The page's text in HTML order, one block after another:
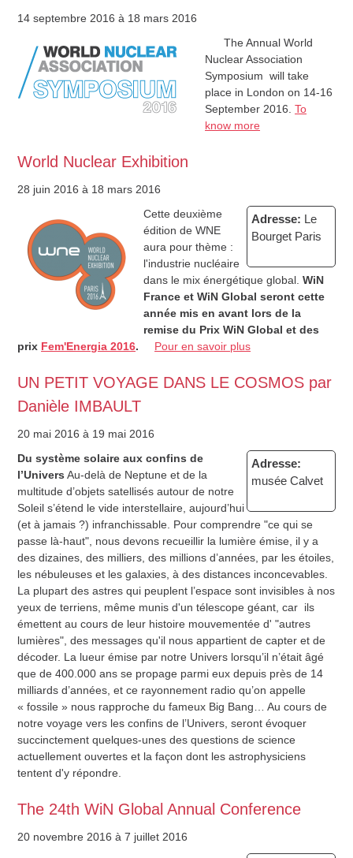
14 septembre 2016 à 18 mars 2016
The Annual World
Nuclear Association
Symposium will take
place in London on 14-16
September 2016.To
know more
World Nuclear Exhibition
28 juin 2016 à 18 mars 2016
Adresse: Le
Bourget Paris
Cette deuxième
édition de WNE
aura pour thème :
l'industrie nucléaire
dans le mix énergétique global.WiN
France et WiN Global seront cette
année mis en avant lors de la
remise du Prix WiN Global et des
prix Fem'Energia 2016. Pour en savoir plus
UN PETIT VOYAGE DANS LE COSMOS par
Danièle IMBAULT
20 mai 2016 à 19 mai 2016
Adresse:
musée Calvet
Du système solaire aux confins de
l’Univers Au-delà de Neptune et de la
multitude d’objets satellisés autour de notre
Soleil s’étend le vide interstellaire, aujourd’hui
(et à jamais ?) infranchissable. Pour comprendre "ce qui se
passe là-haut", nous devons recueillir la lumière émise, il y a
des dizaines, des milliers, des millions d’années, par les étoiles,
les nébuleuses et les galaxies, à des distances inconcevables.
La plupart des astres qui peuplent l’espace sont invisibles à nos
yeux de terriens, même munis d'un télescope géant, car ils
émettent au cours de leur histoire mouvementée d' "autres
lumières", des messages qu'il nous appartient de capter et de
décoder. La lueur émise par notre Univers lorsqu’il n’était âgé
que de 400.000 ans se propage parmi eux depuis près de 14
milliards d’années, et ce rayonnement radio qu’on appelle
« fossile » nous rapproche du fameux Big Bang… Au cours de
notre voyage vers les confins de l’Univers, seront évoquer
succinctement quelques-unes des questions de science
actuellement ouvertes et la façon dont les astrophysiciens
tentent d'y répondre.
The 24th WiN Global Annual Conference
20 novembre 2016 à 7 juillet 2016